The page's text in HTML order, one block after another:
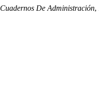
Cuadernos De Administración,